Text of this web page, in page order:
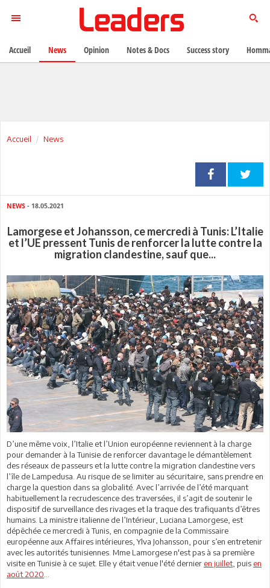
Accueil News
NEWS - 18.05.2021
Lamorgese et Johansson, ce mercredi à Tunis: L’Italie
et l’UE pressent Tunis de renforcer la lutte contre la
migration clandestine, sauf que...
D’une même voix, l’Italie et l’Union européenne reviennent à la charge
pour demander à la Tunisie de renforcer davantage le démantèlement
des réseaux de passeurs et la lutte contre la migration clandestine vers
l’île de Lampedusa. Au risque de se limiter au sécuritaire, sans prendre en
charge la question dans sa globalité. Avec l’arrivée de l’été marquant
habituellement la recrudescence des traversées, il s’agit de soutenir le
dispositif de surveillance des rivages et la traque des trafiquants d’êtres
humains. La ministre italienne de l’Intérieur, Luciana Lamorgese, est
dépêchée ce mercredi à Tunis, en compagnie de la Commissaire
européenne aux Affaires intérieures, Ylva Johansson, pour s’en entretenir
avec les autorités tunisiennes. Mme Lamorgese n'est pas à sa première
visite en Tunisie à ce sujet. Elle y était venue l'été dernieren juillet, puisen
août 2020
Accueil News Opinion Notes & Docs Success story